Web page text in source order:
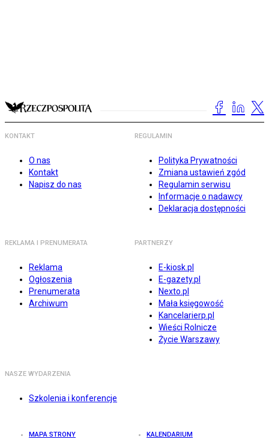
KONTAKT
O nas
Kontakt
Napisz do nas
REGULAMIN
Polityka Prywatności
Zmiana ustawień zgód
Regulamin serwisu
Informacje o nadawcy
Deklaracja dostępności
REKLAMA I PRENUMERATA
Reklama
Ogłoszenia
Prenumerata
Archiwum
PARTNERZY
E-kiosk.pl
E-gazety.pl
Nexto.pl
Mała księgowość
Kancelarierp.pl
Wieści Rolnicze
Życie Warszawy
NASZE WYDARZENIA
Szkolenia i konferencje
MAPA STRONY KALENDARIUM